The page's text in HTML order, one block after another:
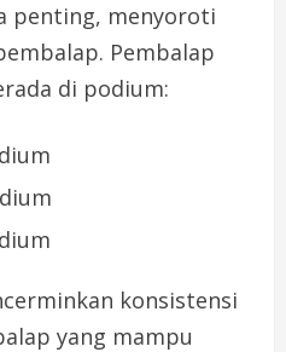
penting, menyoroti
Pembalap
di podium:
konsistensi
yang mampu